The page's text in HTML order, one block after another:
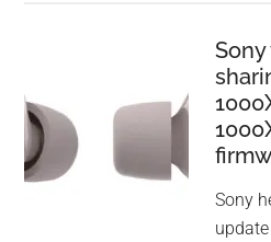
draadloos
presenteren
zonder
Wi-
Sony